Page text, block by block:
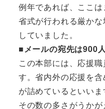
例年であれば、ここ
省式が行われる厳か
していました。
■メールの宛先は900
この本部には、応援
す。省内外の応援を
が詰めているといいま
その数の多さがうかが